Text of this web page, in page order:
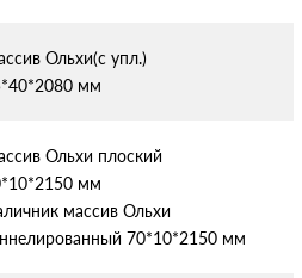
Ольхи(с упл.)
мм
Ольхи плоский
мм
массив Ольхи
70*10*2150 мм